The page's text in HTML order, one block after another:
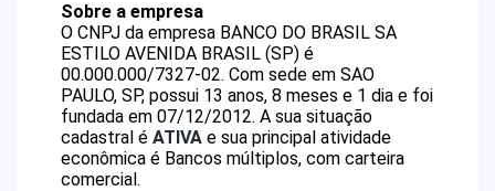
Sobre a empresa
O CNPJ da empresa BANCO DO BRASIL SA
ESTILO AVENIDA BRASIL (SP) é
00.000.000/7327-02. Com sede em SAO
PAULO, SP, possui 13 anos, 8 meses e 1 dia e foi
fundada em 07/12/2012. A sua situação
cadastral é ATIVA e sua principal atividade
econômica é Bancos múltiplos, com carteira
comercial.